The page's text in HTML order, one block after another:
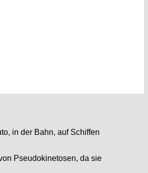
in der Bahn, auf Schiffen
Pseudokinetosen, da sie